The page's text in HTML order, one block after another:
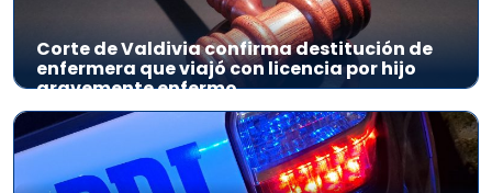
Corte de Valdivia confirma destitución de
enfermera que viajó con licencia por hijo
gravemente enfermo